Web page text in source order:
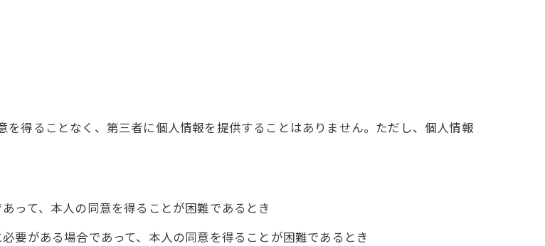
得ることなく、第三者に個人情報を提供することはありません。ただし、個人情報
って、本人の同意を得ることが困難であるとき
要がある場合であって、本人の同意を得ることが困難であるとき